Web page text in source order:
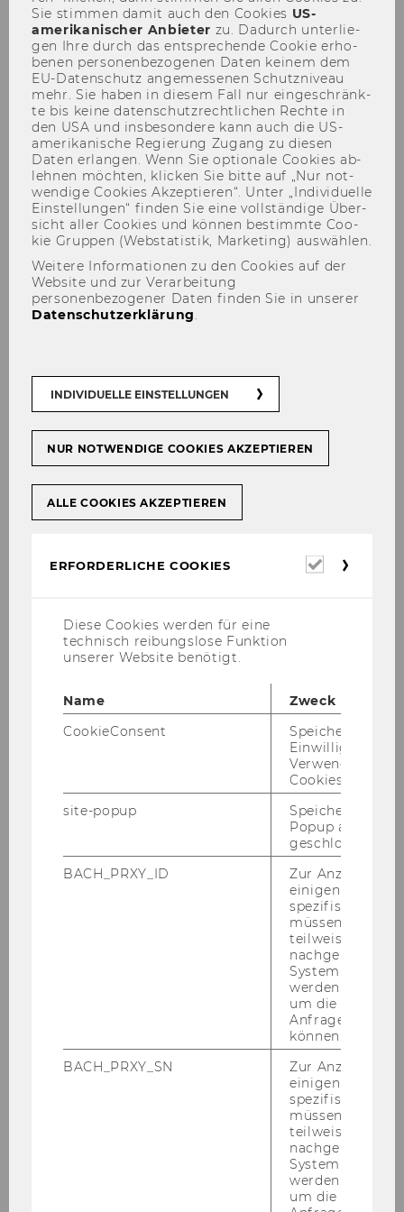
lehrstuhl.spitzer@wu.ac.at
+43/1/31336-5666
Univ.-Prof.in Dr.in Katharina
Pabel
Stv. Programmdirektorin Master
Wirtschaftsrecht
+ 43-1-313 36-4423
Zivil-​ und Zi­vil­ver­fah­rens­
recht
Univ.-Prof. Dr. Georg Kodek
georg.kodek@wu.ac.at
Sie stim­men damit auch den Coo­kies US-​
amerikanischer An­bie­ter zu. Da­durch un­ter­lie­
gen Ihre durch das ent­spre­chen­de Coo­kie er­ho­
be­nen per­so­nen­be­zo­ge­nen Daten kei­nem dem
EU-​Datenschutz an­ge­mes­se­nen Schutz­ni­veau
mehr. Sie haben in die­sem Fall nur ein­ge­schränk­
te bis keine da­ten­schutz­recht­li­chen Rech­te in
den USA und ins­be­son­de­re kann auch die US-​
amerikanische Re­gie­rung Zu­gang zu die­sen
Daten er­lan­gen. Wenn Sie op­tio­na­le Coo­kies ab­
leh­nen möch­ten, kli­cken Sie bitte auf „Nur not­
wen­di­ge Coo­kies Ak­zep­tie­ren“. Unter „In­di­vi­du­el­le
Ein­stel­lun­gen“ fin­den Sie eine voll­stän­di­ge Über­
sicht aller Coo­kies und kön­nen be­stimm­te Coo­
kie Grup­pen (Web­sta­tis­tik, Mar­ke­ting) aus­wäh­len.
Weitere Informationen zu den Cookies auf der
Website und zur Verarbeitung
personenbezogener Daten finden Sie in unserer
Datenschutzerklärung.
INDIVIDUELLE EINSTELLUNGEN
NUR NOTWENDIGE COOKIES AKZEPTIEREN
ALLE COOKIES AKZEPTIEREN
ERFORDERLICHE COOKIES
Diese Cookies werden für eine
technisch reibungslose Funktion
unserer Website benötigt.
Name
Zweck
CookieConsent
Speichert Ihre
Einwilligung zur
Verwendung von
Cookies.
site-popup
Speichert ob ein
Popup
geschlossen
BACH_PRXY_ID
Zur Anzeige von
einigen WU-
spezifischen
müssen
teilweise von
nachgelagerten
System
werden.
um die Antwort
Anfrage
können.
BACH_PRXY_SN
Zur Anzeige von
einigen WU-
spezifischen
müssen
teilweise von
nachgelagerten
System
werden.
um die Antwort